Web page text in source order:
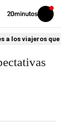
Volver
Iniciar
sesión
a los viajeros